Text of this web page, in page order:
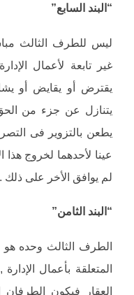
“البند السابع”
ليس للطرف الثالث
غير تابعة لأعمال
يقترض أو يقايض أو
يتنازل عن جزء من
يطعن بالتزوير فى
عينا لأحدهما لخروج هذا
لم يوافق الأخر على ذلك .
“البند الثامن”
الطرف الثالث وحده
المتعلقة بأعمال
العقار فيكون الطرفان